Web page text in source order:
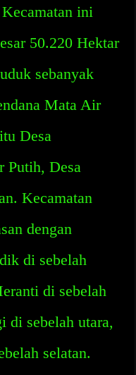
ini
50.220 Hektar
sebanyak
Mata Air
Desa
Putih, Desa
Kecamatan
dengan
di sebelah
di sebelah
di sebelah utara,
selatan.